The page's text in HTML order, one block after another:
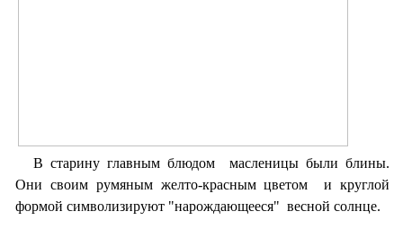
В старину главным блюдом масленицы были блины.
Они своим румяным желто-красным цветом и круглой
формой символизируют "нарождающееся" весной солнце.